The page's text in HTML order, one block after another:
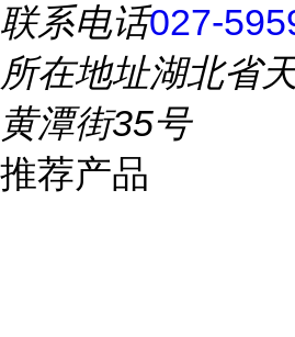
联系电话027-
所在地址湖北省
黄潭街35号
推荐产品